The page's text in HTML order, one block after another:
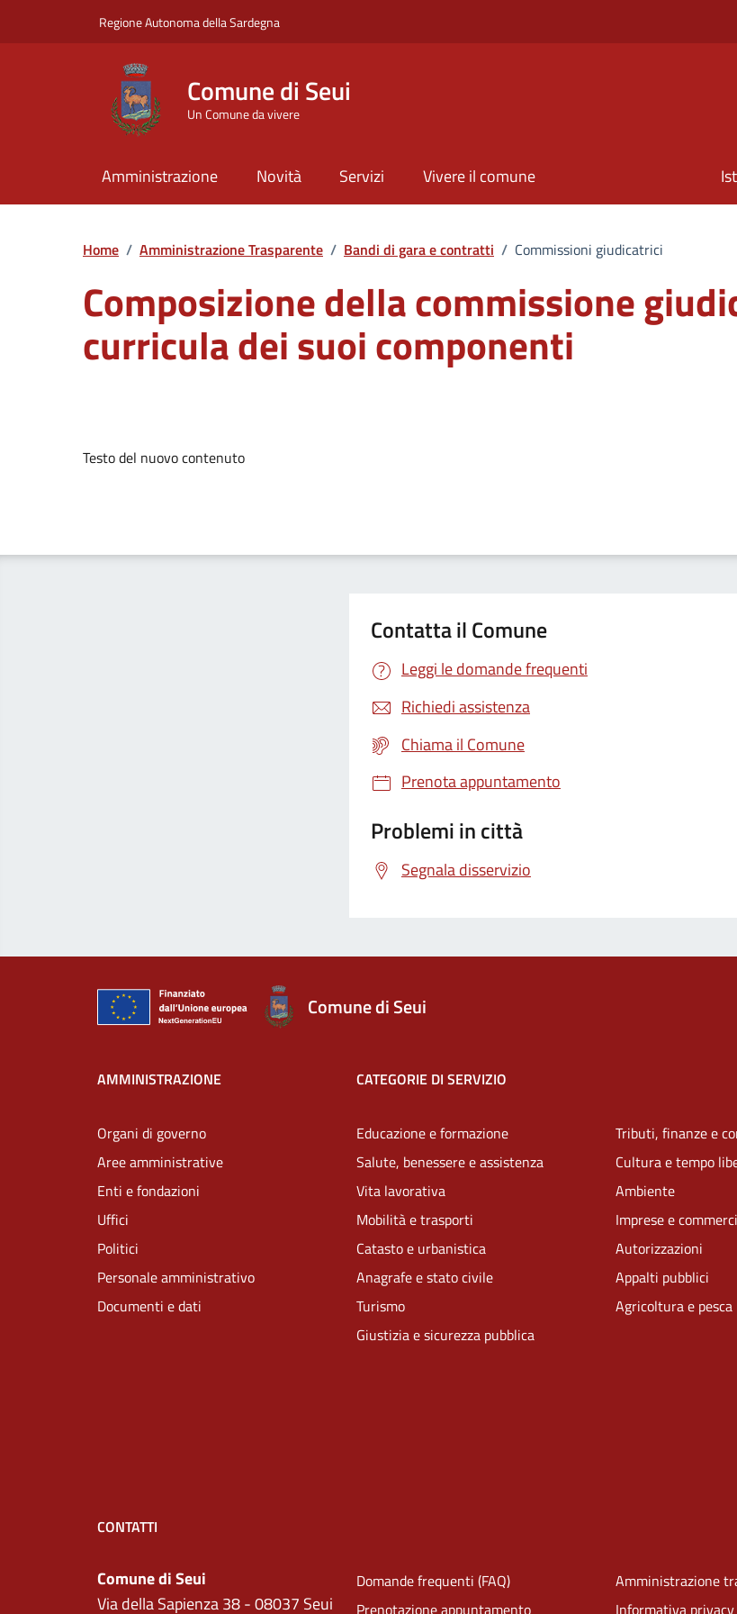
Regione Autonoma della Sardegna
Comune di Seui
Un Comune da vivere
Amministrazione Novità Servizi Vivere il comune
Home / Amministrazione Trasparente / Bandi di gara e contratti / Commissioni giudicatrici
Composizione della commissione
curricula dei suoi componenti
Testo del nuovo contenuto
Contatta il Comune
Leggi le domande frequenti
Richiedi assistenza
Chiama il Comune
Prenota appuntamento
Problemi in città
Segnala disservizio
Comune di Seui
AMMINISTRAZIONE
Organi di governo
Aree amministrative
Enti e fondazioni
Uffici
Politici
Personale amministrativo
Documenti e dati
CATEGORIE DI SERVIZIO
Educazione e formazione
Salute, benessere e assistenza
Vita lavorativa
Mobilità e trasporti
Catasto e urbanistica
Anagrafe e stato civile
Turismo
Giustizia e sicurezza pubblica
Tributi, finanze e
Cultura e tempo
Ambiente
Imprese e
Autorizzazioni
Appalti pubblici
Agricoltura e pesca
CONTATTI
Comune di Seui
Via della Sapienza 38 - 08037 Seui
Domande frequenti (FAQ)
Amministrazione